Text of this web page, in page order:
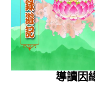
導讀因